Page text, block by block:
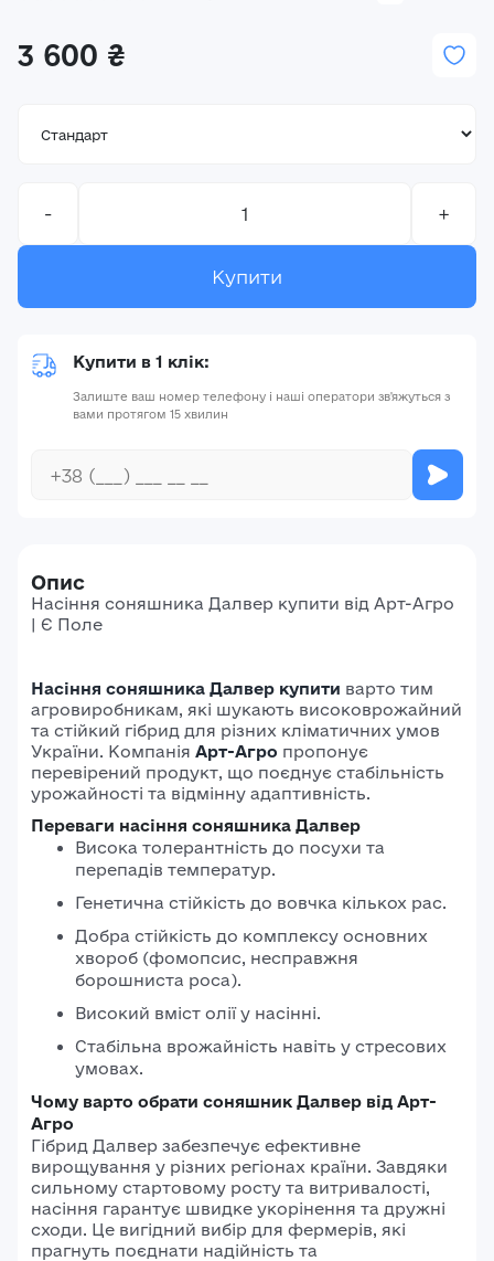
3 600 ₴
- +
Купити
Купити в 1 клік:
Залиште ваш номер телефону і наші оператори зв'яжуться з
вами протягом 15 хвилин
Опис
Насіння соняшника Далвер купити від Арт-Агро
| Є Поле
Насіння соняшника Далвер купити варто тим
агровиробникам, які шукають високоврожайний
та стійкий гібрид для різних кліматичних умов
України. Компанія Арт-Агро пропонує
перевірений продукт, що поєднує стабільність
урожайності та відмінну адаптивність.
Переваги насіння соняшника Далвер
Висока толерантність до посухи та
перепадів температур.
Генетична стійкість до вовчка кількох рас.
Добра стійкість до комплексу основних
хвороб (фомопсис, несправжня
борошниста роса).
Високий вміст олії у насінні.
Стабільна врожайність навіть у стресових
умовах.
Чому варто обрати соняшник Далвер від Арт-
Агро
Гібрид Далвер забезпечує ефективне
вирощування у різних регіонах країни. Завдяки
сильному стартовому росту та витривалості,
насіння гарантує швидке укорінення та дружні
сходи. Це вигідний вибір для фермерів, які
прагнуть поєднати надійність та